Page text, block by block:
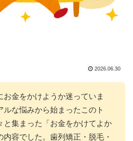
2026.06.30
お金をかけようか迷っていま
な悩みから始まったこのト
と集まった「お金をかけてよか
内容でした。歯列矯正・脱毛・